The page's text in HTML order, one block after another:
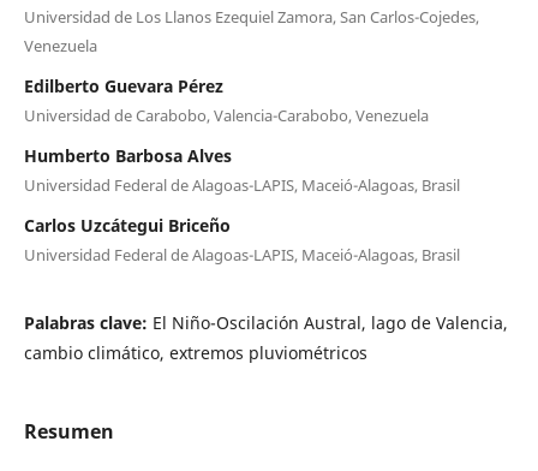
Universidad de Los Llanos Ezequiel Zamora, San Carlos-Cojedes,
Venezuela
Edilberto Guevara Pérez
Universidad de Carabobo, Valencia-Carabobo, Venezuela
Humberto Barbosa Alves
Universidad Federal de Alagoas-LAPIS, Maceió-Alagoas, Brasil
Carlos Uzcátegui Briceño
Universidad Federal de Alagoas-LAPIS, Maceió-Alagoas, Brasil
Palabras clave: El Niño-Oscilación Austral, lago de Valencia,
cambio climático, extremos pluviométricos
Resumen